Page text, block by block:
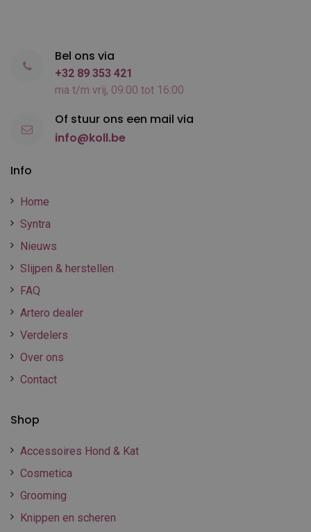
Info
Home
Syntra
Nieuws
Slijpen & herstellen
FAQ
Artero dealer
Verdelers
Over ons
Contact
Shop
Accessoires Hond & Kat
Cosmetica
Grooming
Knippen en scheren
Bel ons via
+32 89 353 421
ma t/m vrij, 09:00 tot 16:00
Of stuur ons een mail via
info@koll.be